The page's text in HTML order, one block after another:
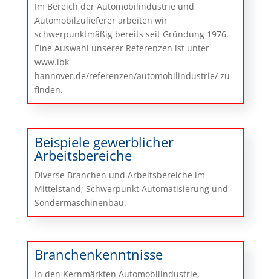
Im Bereich der Automobilindustrie und
Automobilzulieferer arbeiten wir
schwerpunktmäßig bereits seit Gründung 1976.
Eine Auswahl unserer Referenzen ist unter
www.ibk-
hannover.de/referenzen/automobilindustrie/ zu
finden.
Beispiele gewerblicher
Arbeitsbereiche
Diverse Branchen und Arbeitsbereiche im
Mittelstand; Schwerpunkt Automatisierung und
Sondermaschinenbau.
Branchenkenntnisse
In den Kernmärkten Automobilindustrie,